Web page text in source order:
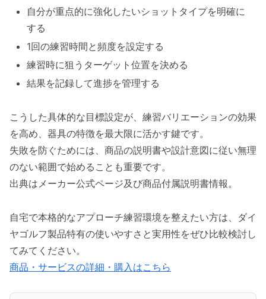
自分が重点的に強化したいショットタイプを明確に
する
1回の練習時間と頻度を設定する
練習時に狙うターゲット位置を決める
結果を記録して進捗を管理する
こうした具体的な目標設定が、練習バリエーションの効果
を高め、器具の特徴を最大限に活かす鍵です。
失敗を防ぐためには、商品の説明書や設計意図に従い無理
のない範囲で始めることも重要です。
出典はメーカー公式ページ及び商品付属説明書情報。
自宅で本格的なアプローチ練習環境を整えたい方は、ダイ
ヤゴルフ製品特有の使いやすさと実用性をぜひ比較検討し
てみてください。
商品・サービスの詳細・購入はこちら